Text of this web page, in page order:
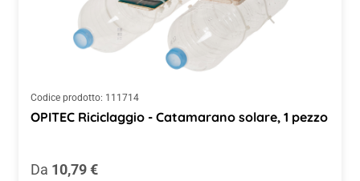
Codice prodotto: 111714
OPITEC Riciclaggio - Catamarano solare, 1 pezzo
Prezzo normale:
Da 10,79 €